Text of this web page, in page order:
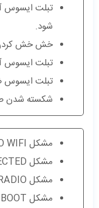
تبلت ایسوس
شود.
خش خش کردن
تبلت ایسوس
تبلت ایسوس
شکسته شدن
مشکل NO WIFI
مشکل CAMERA NOT DETECTED
مشکل NO RECIVE RADIO
مشکل NO BOOT